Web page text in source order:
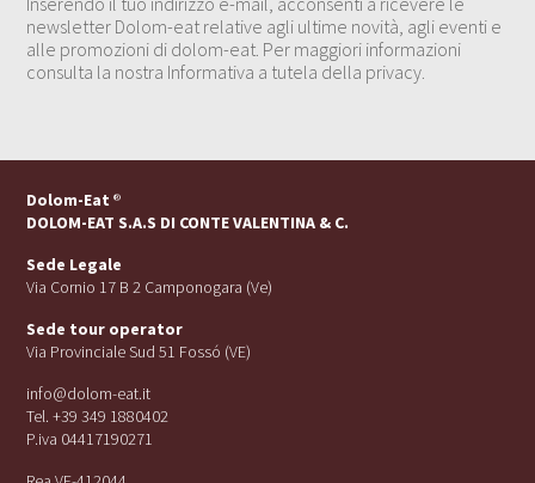
newsletter Dolom-eat relative agli ultime novità, agli eventi e
alle promozioni di dolom-eat. Per maggiori informazioni
consulta la nostra Informativa a tutela della privacy.
Dolom-Eat ®
DOLOM-EAT S.A.S DI CONTE VALENTINA & C.
Sede Legale
Via Cornio 17 B 2 Camponogara (Ve)
Sede tour operator
Via Provinciale Sud 51 Fossó (VE)
info@dolom-eat.it
Tel. +39 349 1880402
P.iva 04417190271